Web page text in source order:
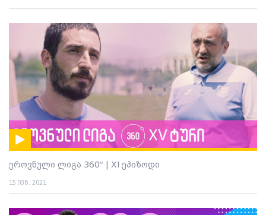
ეროვნული ლიგა 360° | XI ეპიზოდი
15 ივნ. 2021